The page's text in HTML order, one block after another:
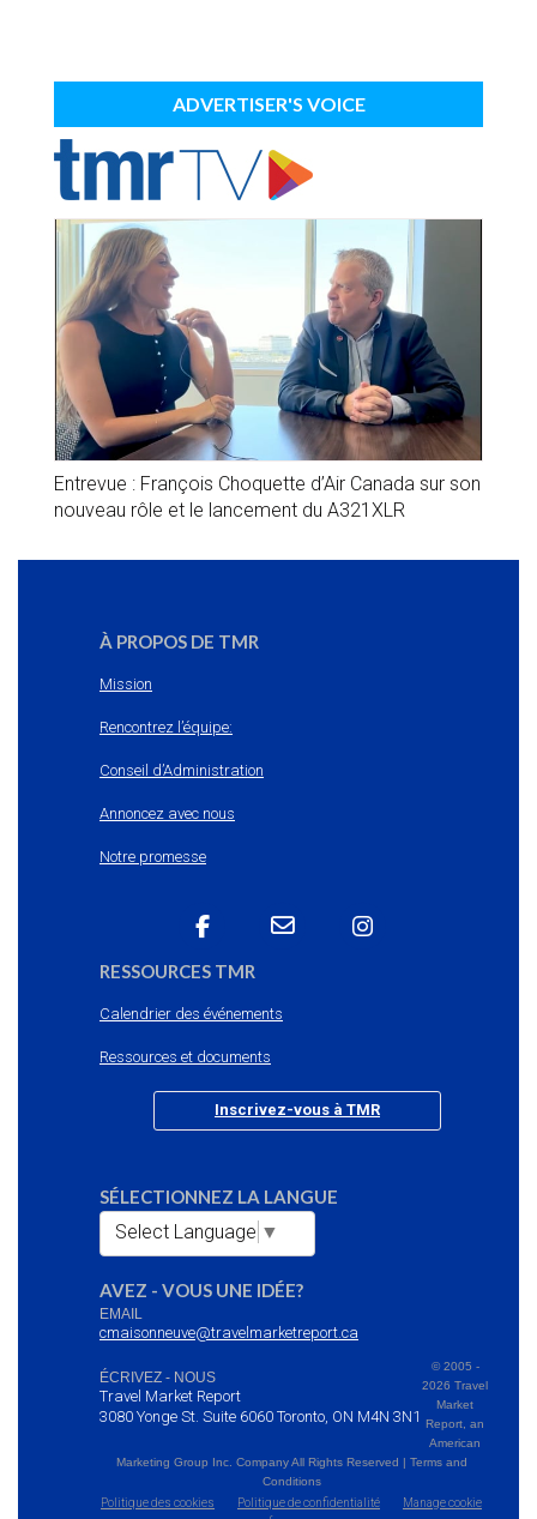
ADVERTISER'S VOICE
Entrevue : François Choquette d’Air Canada sur son
nouveau rôle et le lancement du A321XLR
À PROPOS DE TMR
Mission
Rencontrez l’équipe:
Conseil d’Administration
Annoncez avec nous
Notre promesse
RESSOURCES TMR
Calendrier des événements
Ressources et documents
Inscrivez-vous à TMR
SÉLECTIONNEZ LA LANGUE
Select Language ▼
AVEZ - VOUS UNE IDÉE?
EMAIL
cmaisonneuve@travelmarketreport.ca
ÉCRIVEZ - NOUS
Travel Market Report
3080 Yonge St. Suite 6060 Toronto, ON M4N 3N1
© 2005 -
2026 Travel
Market
Report, an
American
Marketing Group Inc. Company All Rights Reserved | Terms and
Conditions
Politique des cookies
Politique de confidentialité
Manage cookie